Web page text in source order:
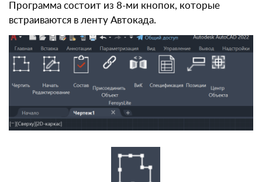
Программа состоит из 8-ми кнопок, которые
встраиваются в ленту Автокада.